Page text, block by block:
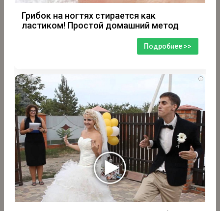
Грибок на ногтях стирается как
ластиком! Простой домашний метод
Подробнее >>
i